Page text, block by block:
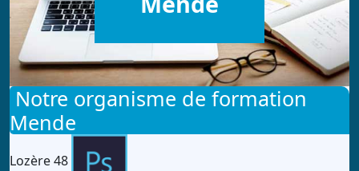
Notre organisme de formation
Mende
Lozère 48